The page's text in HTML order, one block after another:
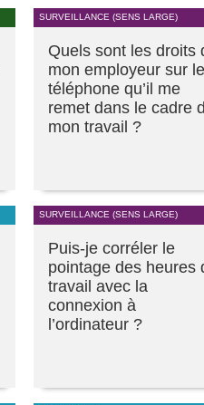
SURVEILLANCE (SENS LARGE)
Quels sont les droits
mon employeur sur le
téléphone qu’il me
remet dans le cadre
mon travail ?
SURVEILLANCE (SENS LARGE)
Puis-je corréler le
pointage des heures
travail avec la
connexion à
l’ordinateur ?